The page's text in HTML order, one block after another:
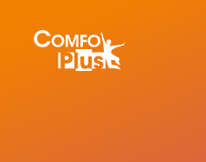
navigatieComfoPlus